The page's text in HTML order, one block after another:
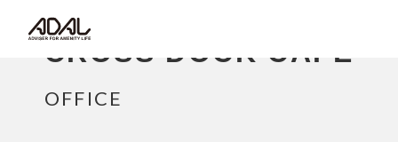
コラム
CROSS DOCK CAFE
OFFICE